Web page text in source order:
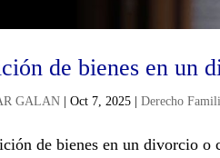
de bienes en un
GALAN |Oct 7, 2025 |Derecho
de bienes en un divorcio o